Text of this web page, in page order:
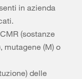
in azienda
(sostanze
mutagene (M) o
delle